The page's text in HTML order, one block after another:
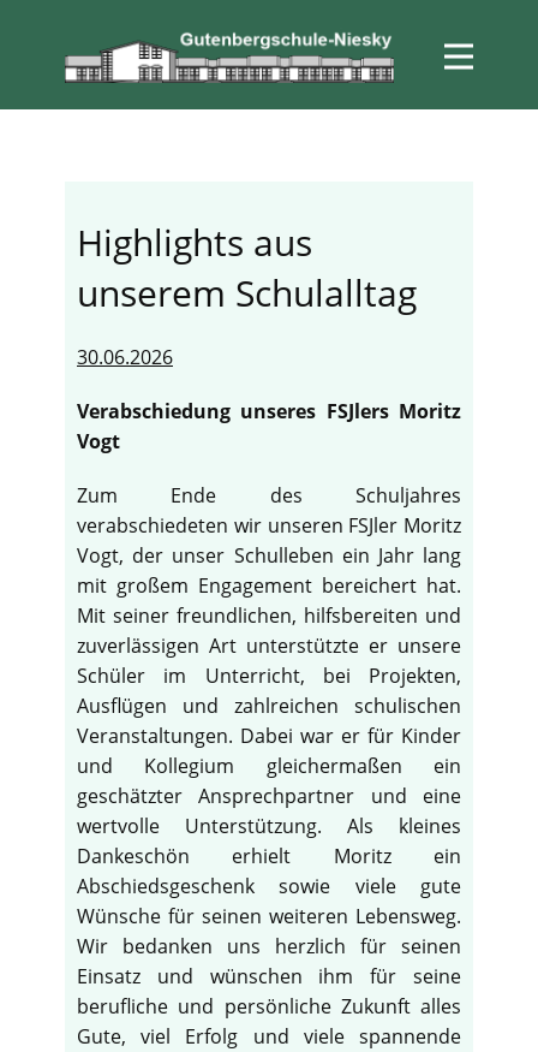
Highlights aus
unserem Schulalltag
30.06.2026
Verabschiedung unseres FSJlers Moritz
Vogt
Zum Ende des Schuljahres
verabschiedeten wir unseren FSJler Moritz
Vogt, der unser Schulleben ein Jahr lang
mit großem Engagement bereichert hat.
Mit seiner freundlichen, hilfsbereiten und
zuverlässigen Art unterstützte er unsere
Schüler im Unterricht, bei Projekten,
Ausflügen und zahlreichen schulischen
Veranstaltungen. Dabei war er für Kinder
und Kollegium gleichermaßen ein
geschätzter Ansprechpartner und eine
wertvolle Unterstützung. Als kleines
Dankeschön erhielt Moritz ein
Abschiedsgeschenk sowie viele gute
Wünsche für seinen weiteren Lebensweg.
Wir bedanken uns herzlich für seinen
Einsatz und wünschen ihm für seine
berufliche und persönliche Zukunft alles
Gute, viel Erfolg und viele spannende